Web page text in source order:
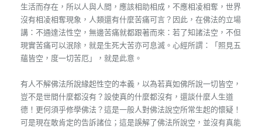
生活而存在，所以人與人間，應該相助相成，不應相凌相奪，世界
沒有相凌相奪現象，人類還有什麼苦痛可言？因此，在佛法的立場
講：不通達法性空，無邊苦痛就都跟著而來：若了知諸法空，不但
現實苦痛可以泯除，就是生死大苦亦可息滅。心經所謂：「照見五
蘊皆空，度一切苦厄」，就是此意。
有人不解佛法所說緣起性空的本義，以為若真如佛所說一切皆空，
豈不是世間什麼都沒有？設使真的什麼都沒有，還談什麼人生道
德！更何須乎修學佛法？這是一般人對佛法說空所常生起的懷疑！
可是現在敢肯定的告訴諸位；這是誤解了佛法所說空，並沒有真能